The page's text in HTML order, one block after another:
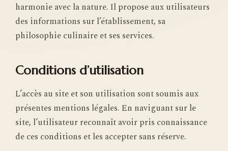
harmonie avec la nature. Il propose aux utilisateurs
des informations sur l’établissement, sa
philosophie culinaire et ses services.
Conditions d’utilisation
L’accès au site et son utilisation sont soumis aux
présentes mentions légales. En naviguant sur le
site, l’utilisateur reconnaît avoir pris connaissance
de ces conditions et les accepter sans réserve.